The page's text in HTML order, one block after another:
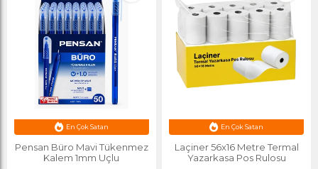
Avantajlı Fiyat
Pensan Büro Mavi Tükenmez
Kalem 1mm Uçlu
Esnafa Özel Fiyat
Laçiner 56x16 Metre Termal
Yazarkasa Pos Rulosu